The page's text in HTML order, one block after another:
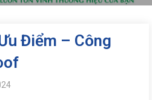
Điểm – Công